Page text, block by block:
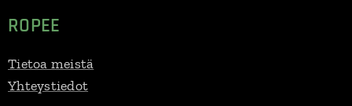
ROPEE
Tietoa meistä
Yhteystiedot